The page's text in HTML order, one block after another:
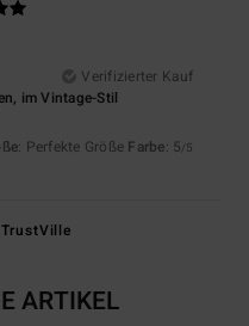
Verifizierter Kauf
im Vintage-Stil
: Perfekte Größe Farbe: 5/5
TrustVille
ARTIKEL